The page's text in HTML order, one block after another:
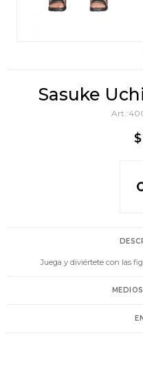
Sasuke
$
Juega y diviértete con las